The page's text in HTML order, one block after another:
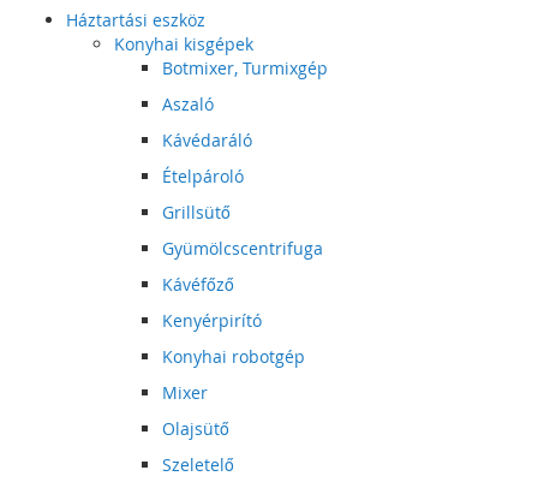
Háztartási eszköz
Konyhai kisgépek
Botmixer, Turmixgép
Aszaló
Kávédaráló
Ételpároló
Grillsütő
Gyümölcscentrifuga
Kávéfőző
Kenyérpirító
Konyhai robotgép
Mixer
Olajsütő
Szeletelő